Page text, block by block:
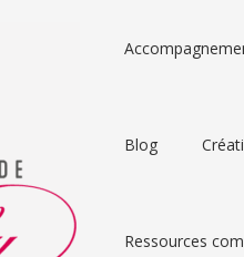
Blog
Ressources